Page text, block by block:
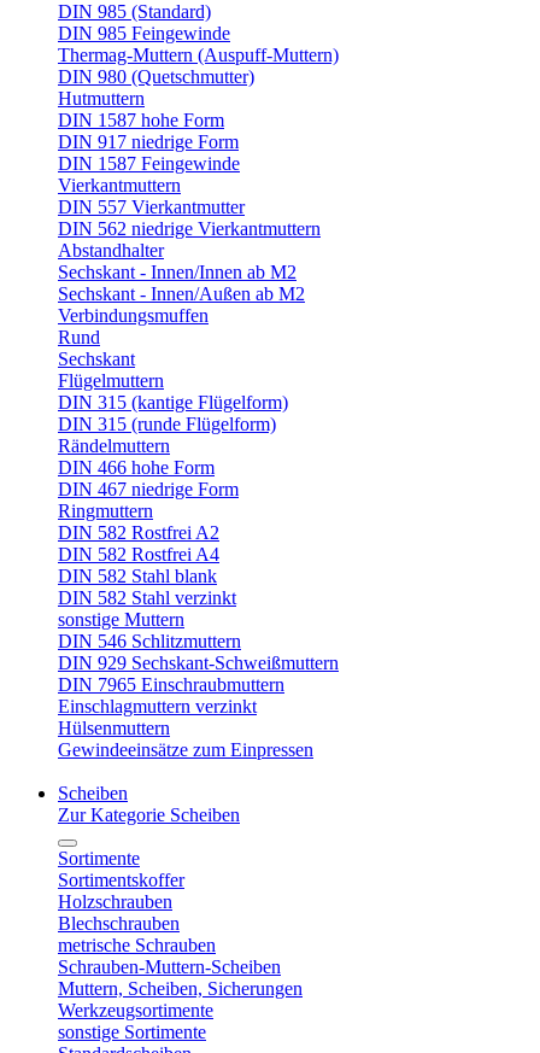
DIN 985 (Standard)
DIN 985 Feingewinde
Thermag-Muttern (Auspuff-Muttern)
DIN 980 (Quetschmutter)
Hutmuttern
DIN 1587 hohe Form
DIN 917 niedrige Form
DIN 1587 Feingewinde
Vierkantmuttern
DIN 557 Vierkantmutter
DIN 562 niedrige Vierkantmuttern
Abstandhalter
Sechskant - Innen/Innen ab M2
Sechskant - Innen/Außen ab M2
Verbindungsmuffen
Rund
Sechskant
Flügelmuttern
DIN 315 (kantige Flügelform)
DIN 315 (runde Flügelform)
Rändelmuttern
DIN 466 hohe Form
DIN 467 niedrige Form
Ringmuttern
DIN 582 Rostfrei A2
DIN 582 Rostfrei A4
DIN 582 Stahl blank
DIN 582 Stahl verzinkt
sonstige Muttern
DIN 546 Schlitzmuttern
DIN 929 Sechskant-Schweißmuttern
DIN 7965 Einschraubmuttern
Einschlagmuttern verzinkt
Hülsenmuttern
Gewindeeinsätze zum Einpressen
Scheiben
Zur Kategorie Scheiben
Sortimente
Sortimentskoffer
Holzschrauben
Blechschrauben
metrische Schrauben
Schrauben-Muttern-Scheiben
Muttern, Scheiben, Sicherungen
Werkzeugsortimente
sonstige Sortimente